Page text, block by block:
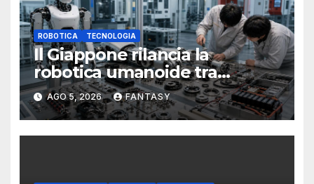
ROBOTICA TECNOLOGIA
Il Giappone rilancia la
robotica umanoide tra
physical AI e manifattura
avanzata
AGO 5, 2026 FANTASY